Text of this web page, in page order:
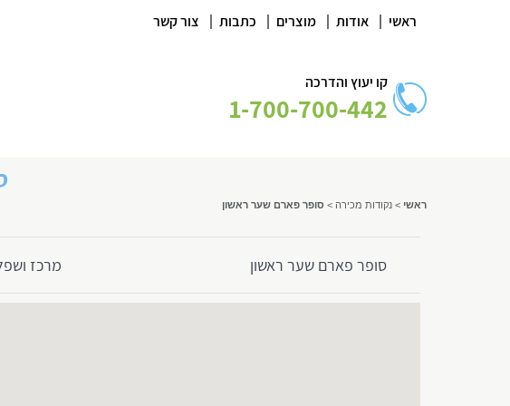
ראשי | אודות | מוצרים | כתבות | צור קשר
קו יעוץ והדרכה
1-700-700-442
ראשי > נקודות מכירה > סופר פארם שער ראשון
סופר פארם שער ראשון מרכז